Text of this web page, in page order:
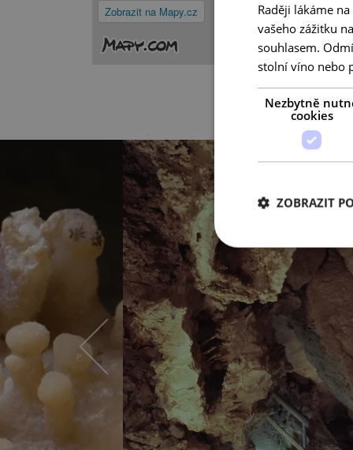
Zobrazit na Mapy.cz
Raději lákáme
vašeho zážitku
souhlasem.
stolní víno nebo
Nezbytně
cookies
ZOBRAZIT